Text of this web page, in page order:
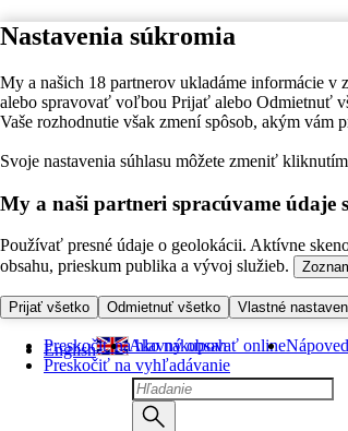
Nastavenia súkromia
My a našich 18 partnerov ukladáme informácie v
alebo spravovať voľbou Prijať alebo Odmietnuť
Vaše rozhodnutie však zmení spôsob, akým vám
Svoje nastavenia súhlasu môžete zmeniť
My a naši partneri spracúvame údaje
Používať presné údaje o geolokácii. Aktívne
obsahu, prieskum publika a vývoj služieb.
Prijať všetko Odmietnuť všetko Vlastné
Preskočiť na hlavný obsah
Preskočiť na vyhľadávanie
English Ako nakupovať online